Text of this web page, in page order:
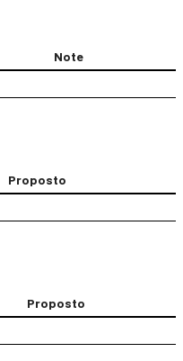
Note
Proposto
Proposto